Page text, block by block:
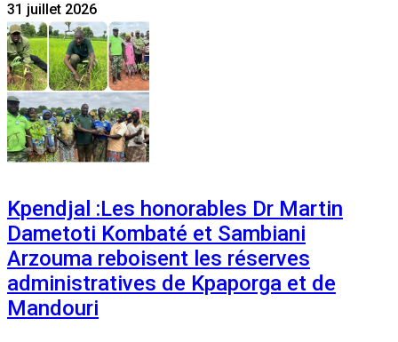
31 juillet 2026
Kpendjal :Les honorables Dr Martin
Dametoti Kombaté et Sambiani
Arzouma reboisent les réserves
administratives de Kpaporga et de
Mandouri